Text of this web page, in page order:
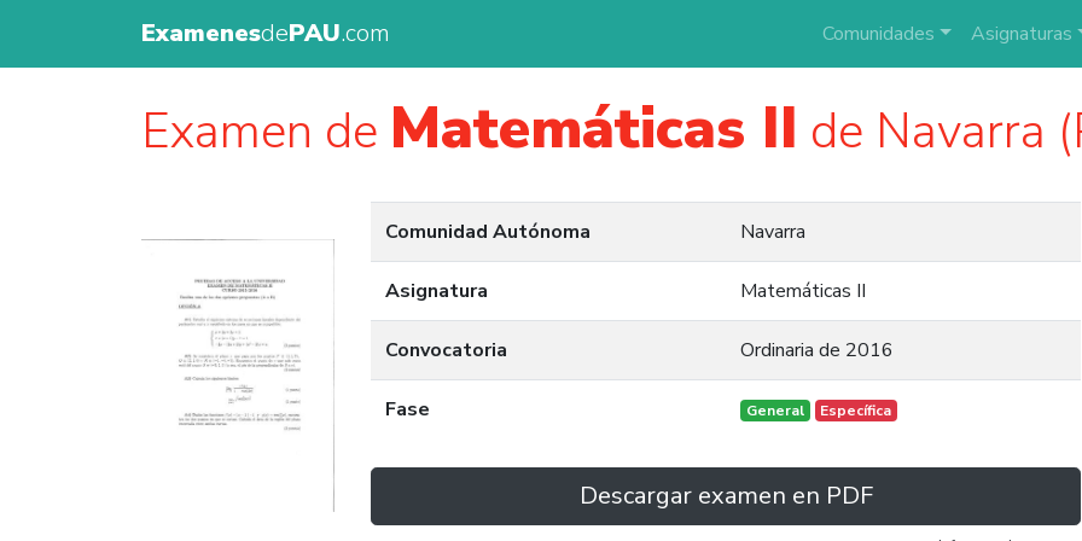
ExamenesdePAU.com Comunidades Asignaturas
Examen de Matemáticas II de Navarra
Comunidad Autónoma Navarra
Asignatura Matemáticas II
Convocatoria Ordinaria de 2016
Fase General Específica
Descargar examen en PDF